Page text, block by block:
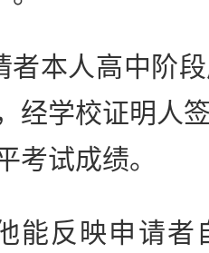
本人高中阶段
经学校证明人
考试成绩。
反映申请者